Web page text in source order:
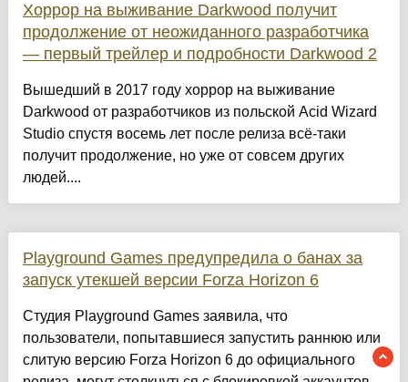
Хоррор на выживание Darkwood получит
продолжение от неожиданного разработчика
— первый трейлер и подробности Darkwood 2
Вышедший в 2017 году хоррор на выживание
Darkwood от разработчиков из польской Acid Wizard
Studio спустя восемь лет после релиза всё-таки
получит продолжение, но уже от совсем других
людей....
Playground Games предупредила о банах за
запуск утекшей версии Forza Horizon 6
Студия Playground Games заявила, что
пользователи, попытавшиеся запустить раннюю или
слитую версию Forza Horizon 6 до официального